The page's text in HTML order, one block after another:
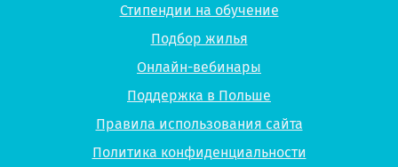
Стипендии на обучение
Подбор жилья
Онлайн-вебинары
Поддержка в Польше
Правила использования сайта
Политика конфиденциальности